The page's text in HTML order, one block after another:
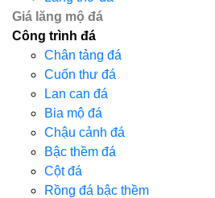
Giá lăng mộ đá
Công trình đá
Chân tảng đá
Cuốn thư đá
Lan can đá
Bia mộ đá
Chậu cảnh đá
Bậc thềm đá
Cột đá
Rồng đá bậc thềm